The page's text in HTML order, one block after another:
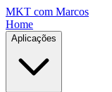
MKT com Marcos
Home
Aplicações